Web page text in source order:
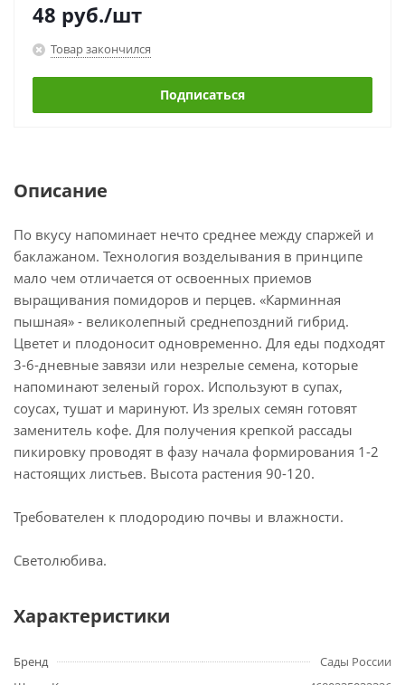
48 руб./шт
Товар закончился
Подписаться
Описание
По вкусу напоминает нечто среднее между спаржей и
баклажаном. Технология возделывания в принципе
мало чем отличается от освоенных приемов
выращивания помидоров и перцев. «Карминная
пышная» - великолепный среднепоздний гибрид.
Цветет и плодоносит одновременно. Для еды подходят
3-6-дневные завязи или незрелые семена, которые
напоминают зеленый горох. Используют в супах,
соусах, тушат и маринуют. Из зрелых семян готовят
заменитель кофе. Для получения крепкой рассады
пикировку проводят в фазу начала формирования 1-2
настоящих листьев. Высота растения 90-120.
Требователен к плодородию почвы и влажности.
Светолюбива.
Характеристики
Бренд
Сады России